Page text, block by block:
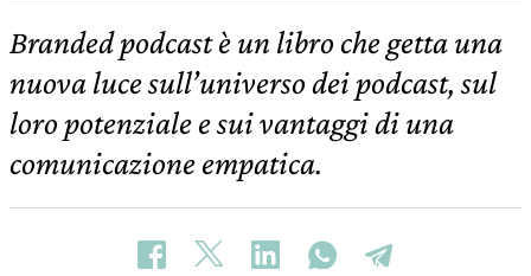
Branded podcast è un libro che getta una
nuova luce sull’universo dei podcast, sul
loro potenziale e sui vantaggi di una
comunicazione empatica.